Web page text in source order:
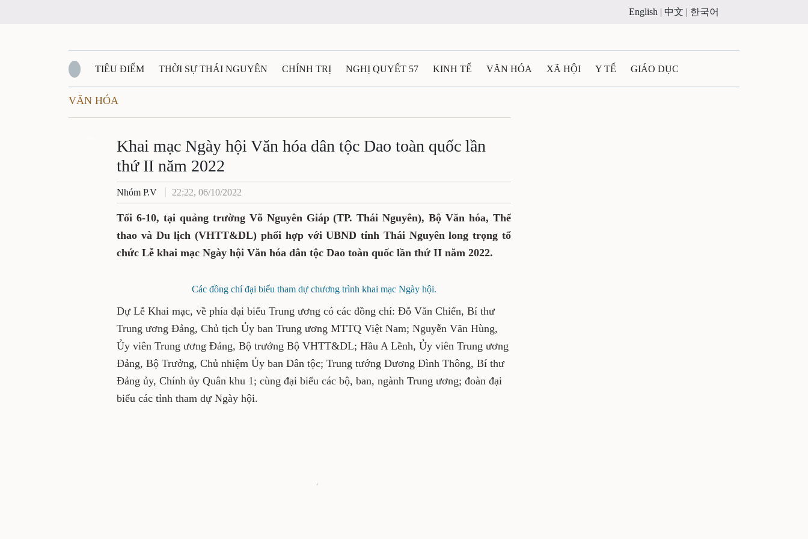
English | 中文 | 한국어
TIÊU ĐIỂM THỜI SỰ THÁI NGUYÊN CHÍNH TRỊ NGHỊ QUYẾT 57 KINH TẾ VĂN HÓA XÃ HỘI Y TẾ GIÁO DỤC
QUỐC PHÒNG - AN NINH
QUÊ HƯƠNG - ĐẤT NƯỚC QUỐC TẾ TÀI NGUYÊN - MÔI TRƯỜNG THỂ THAO THÔNG TIN - QUẢNG CÁO
VĂN HÓA
Khai mạc Ngày hội Văn hóa dân tộc Dao toàn quốc lần
thứ II năm 2022
Nhóm P.V 22:22, 06/10/2022
Tối 6-10, tại quảng trường Võ Nguyên Giáp (TP. Thái Nguyên), Bộ Văn hóa, Thể
thao và Du lịch (VHTT&DL) phối hợp với UBND tỉnh Thái Nguyên long trọng tổ
chức Lễ khai mạc Ngày hội Văn hóa dân tộc Dao toàn quốc lần thứ II năm 2022.
Các đồng chí đại biểu tham dự chương trình khai mạc Ngày hội.
Dự Lễ Khai mạc, về phía đại biểu Trung ương có các đồng chí: Đỗ Văn Chiến, Bí thư
Trung ương Đảng, Chủ tịch Ủy ban Trung ương MTTQ Việt Nam; Nguyễn Văn Hùng,
Ủy viên Trung ương Đảng, Bộ trưởng Bộ VHTT&DL; Hầu A Lềnh, Ủy viên Trung
ương Đảng, Bộ Trưởng, Chủ nhiệm Ủy ban Dân tộc; Trung tướng Dương Đình
Thông, Bí thư Đảng ủy, Chính ủy Quân khu 1; cùng đại biểu các bộ, ban, ngành Trung
ương; đoàn đại biểu các tỉnh tham dự Ngày hội.